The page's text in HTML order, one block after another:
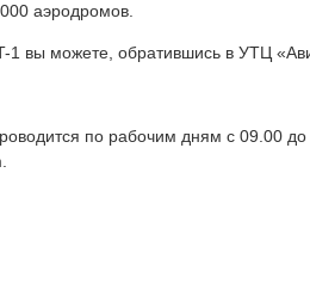
аэродромов.
1 вы можете, обратившись в УТЦ
по рабочим дням с 09.00